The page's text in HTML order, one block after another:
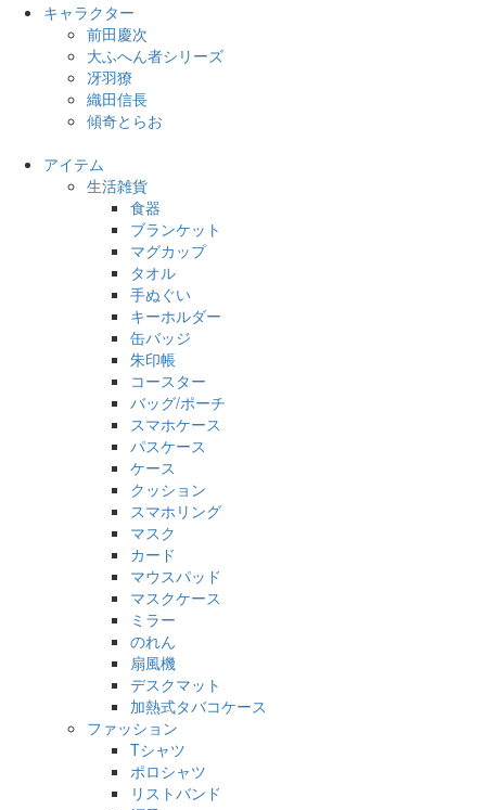
キャラクター
前田慶次
大ふへん者シリーズ
冴羽獠
織田信長
傾奇とらお
アイテム
生活雑貨
食器
ブランケット
マグカップ
タオル
手ぬぐい
キーホルダー
缶バッジ
朱印帳
コースター
バッグ/ポーチ
スマホケース
パスケース
ケース
クッション
スマホリング
マスク
カード
マウスパッド
マスクケース
ミラー
のれん
扇風機
デスクマット
加熱式タバコケース
ファッション
Tシャツ
ポロシャツ
リストバンド